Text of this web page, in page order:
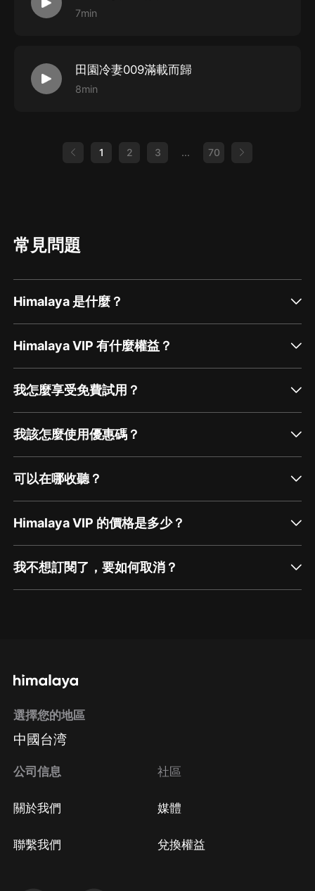
7min
田園冷妻009滿載而歸
8min
1 2 3 ... 70
常見問題
Himalaya 是什麼？
Himalaya VIP 有什麼權益？
我怎麼享受免費試用？
我該怎麼使用優惠碼？
可以在哪收聽？
Himalaya VIP 的價格是多少？
我不想訂閱了，要如何取消？
方法 Google Play取消訂閱方法
選擇您的地區
中國台湾
公司信息
關於我們
聯繫我們
社區
媒體
兌換權益